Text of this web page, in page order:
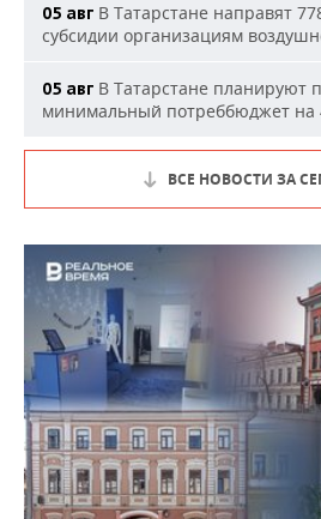
05 авг В Татарстане направят
субсидии организациям
05 авг В Татарстане планируют
минимальный потреббюджет на
ВСЕ НОВОСТИ ЗА